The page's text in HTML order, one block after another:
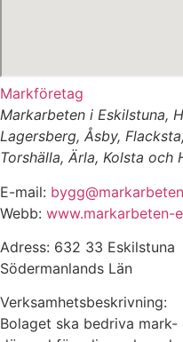
Markföretag
Markarbeten i Eskilstuna,
Lagersberg, Åsby,
Torshälla, Ärla, Kolsta och
E-mail:
Webb: www.markarbeten-
Adress: 632 33 Eskilstuna
Södermanlands Län
Verksamhetsbeskrivning:
Bolaget ska bedriva